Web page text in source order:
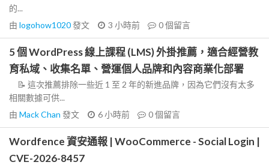
的...
由 logohow1020發文 3 小時前 0個留言
5 個 WordPress 線上課程 (LMS) 外掛推薦，適合經營教
育私域、收集名單、營運個人品牌和內容商業化部署
📝 這次推薦排除一些近 1 至 2 年的新進品牌，因為它們沒有太多
相關數據可供...
由 Mack Chan 發文 6 小時前 0個留言
Wordfence 資安通報 | WooCommerce - Social Login |
CVE-2026-8457